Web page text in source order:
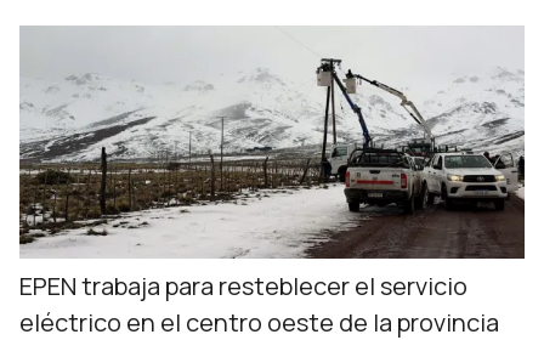
EPEN trabaja para resteblecer el servicio
eléctrico en el centro oeste de la provincia